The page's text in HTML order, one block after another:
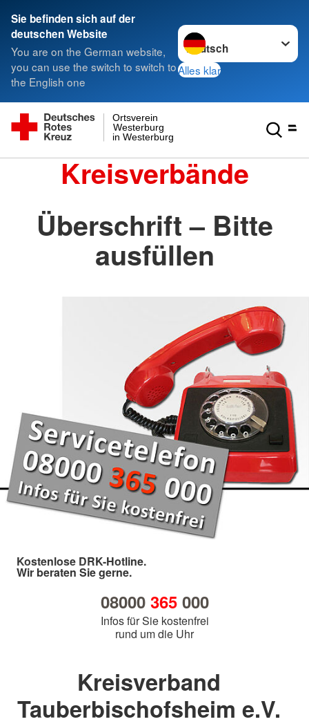
Sie befinden sich auf der
deutschen Website
You are on the German website,
you can use the switch to switch to
the English one
Sprache wechseln zu
Alles klar
in Westerburg
Westerburg
Ortsverein
Kreisverbände
Überschrift – Bitte
ausfüllen
Kostenlose DRK-Hotline.
Wir beraten Sie gerne.
08000 365000
Infos für Sie kostenfrei
rund um die Uhr
Kreisverband
Tauberbischofsheim e.V.